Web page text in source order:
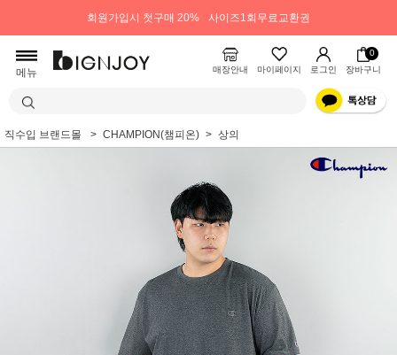
회원가입시 첫구매 20% 사이즈1회무료교환권
메뉴 매장안내 마이페이지 로그인
0
장바구니
직수입 브랜드몰 CHAMPION(챔피온) 상의